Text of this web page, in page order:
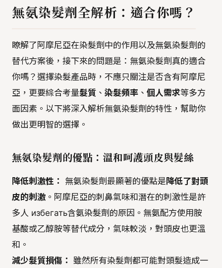
無氨染髮劑全解析：適合你嗎？
瞭解了阿摩尼亞在染髮劑中的作用以及無氨染髮劑的
替代方案後，接下來的問題是：無氨染髮劑真的適合
你嗎？選擇染髮產品時，不應只關注是否含有阿摩尼
亞，更要綜合考量髮質 、 染髮頻率 、 個人需求等多方
面因素。以下將深入解析無氨染髮劑的特性，幫助你
做出更明智的選擇。
無氨染髮劑的優點：溫和呵護頭皮與髮絲
降低刺激性： 無氨染髮劑最顯著的優點是降低了對頭
皮的刺激 。阿摩尼亞的刺鼻氣味和潛在的刺激性是許
多人 избегать含氨染髮劑的原因。無氨配方使用胺
基酸或乙醇胺等替代成分，氣味較淡，對頭皮也更溫
和。
減少髮質損傷： 雖然所有染髮劑都可能對頭髮造成一